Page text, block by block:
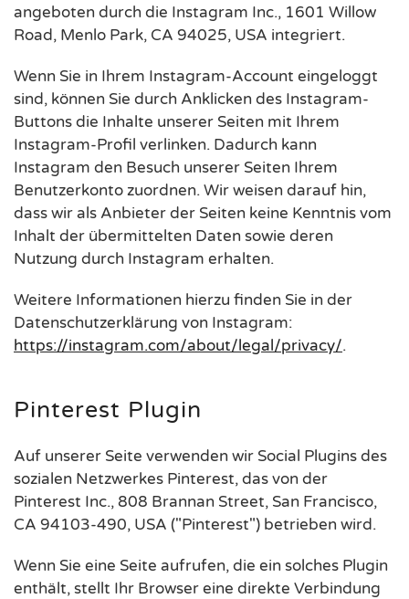
angeboten durch die Instagram Inc., 1601 Willow
Road, Menlo Park, CA 94025, USA integriert.
Wenn Sie in Ihrem Instagram-Account eingeloggt
sind, können Sie durch Anklicken des Instagram-
Buttons die Inhalte unserer Seiten mit Ihrem
Instagram-Profil verlinken. Dadurch kann
Instagram den Besuch unserer Seiten Ihrem
Benutzerkonto zuordnen. Wir weisen darauf hin,
dass wir als Anbieter der Seiten keine Kenntnis vom
Inhalt der übermittelten Daten sowie deren
Nutzung durch Instagram erhalten.
Weitere Informationen hierzu finden Sie in der
Datenschutzerklärung von Instagram:
https://instagram.com/about/legal/privacy/.
Pinterest Plugin
Auf unserer Seite verwenden wir Social Plugins des
sozialen Netzwerkes Pinterest, das von der
Pinterest Inc., 808 Brannan Street, San Francisco,
CA 94103-490, USA ("Pinterest") betrieben wird.
Wenn Sie eine Seite aufrufen, die ein solches Plugin
enthält, stellt Ihr Browser eine direkte Verbindung